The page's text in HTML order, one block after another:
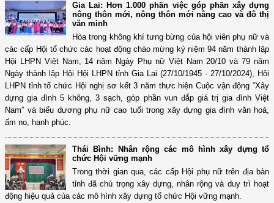
Gia Lai: Hơn 1.000 phần việc góp phần xây dựng
nông thôn mới, nông thôn mới nâng cao và đô thị
văn minh
Hòa trong không khí tưng bừng của hội viên phụ nữ và
các cấp Hội tổ chức các hoạt động chào mừng kỷ niệm 94 năm thành lập
Hội LHPN Việt Nam, 14 năm Ngày Phụ nữ Việt Nam 20/10 và 79 năm
Ngày thành lập Hội Hội LHPN tỉnh Gia Lai (27/10/1945 - 27/10/2024), Hội
LHPN tỉnh tổ chức Hội nghị sơ kết 3 năm thực hiện Cuộc vận động “Xây
dựng gia đình 5 không, 3 sạch, góp phần vun đắp giá trị gia đình Việt
Nam” và biểu dương phụ nữ cao tuổi trong xây dựng gia đình văn hoá,
ấm no, hạnh phúc.
Thái Bình: Nhân rộng các mô hình xây dựng tổ
chức Hội vững mạnh
Trong thời gian qua, các cấp Hội phụ nữ trên địa bàn
tỉnh đã chú trọng xây dựng, nhân rộng và duy trì hoạt
động hiệu quả của các mô hình xây dựng tổ chức Hội vững mạnh.